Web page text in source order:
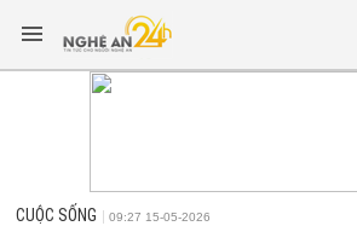
CUỘC SỐNG 09:27 15-05-2026